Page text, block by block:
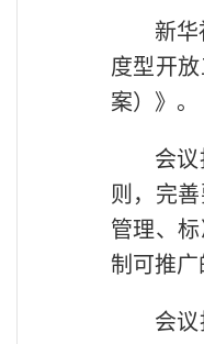
新
度型开
案）》。
会
则，完
管理、
制可推
会